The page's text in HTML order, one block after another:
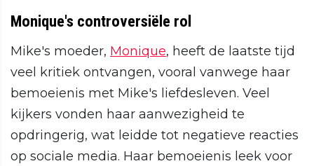
Monique's controversiële rol
Mike's moeder, Monique, heeft de laatste tijd
veel kritiek ontvangen, vooral vanwege haar
bemoeienis met Mike's liefdesleven. Veel
kijkers vonden haar aanwezigheid te
opdringerig, wat leidde tot negatieve reacties
op sociale media. Haar bemoeienis leek voor